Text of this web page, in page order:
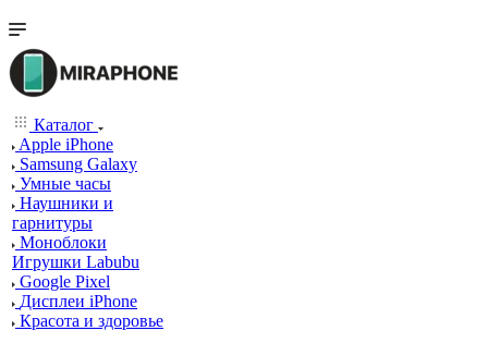
Каталог
Apple iPhone
Samsung Galaxy
Умные часы
Наушники и
гарнитуры
Моноблоки
Игрушки Labubu
Google Pixel
Дисплеи iPhone
Красота и здоровье